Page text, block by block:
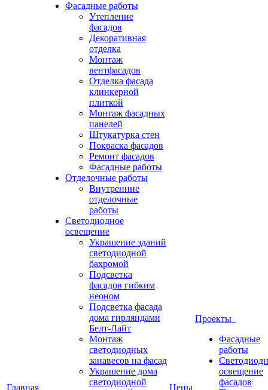
Главная
Фасадные работы
Утепление
фасадов
Декоративная
отделка
Монтаж
вентфасадов
Отделка фасада
клинкерной
плиткой
Монтаж фасадных
панелей
Штукатурка стен
Покраска фасадов
Ремонт фасадов
Фасадные работы
Отделочные работы
Внутренние
отделочные
работы
Светодиодное
освещение
Украшение зданий
светодиодной
бахромой
Подсветка
фасадов гибким
неоном
Подсветка фасада
дома гирляндами
Белт-Лайт
Монтаж
светодиодных
занавесов на фасад
Украшение дома
светодиодной
Цены
Проекты
Фасадные
работы
освещение
фасадов